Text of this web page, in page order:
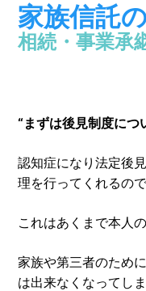
家族信託
相続・事業承
“まずは後見制度につ
認知症になり法定後
理を行ってくれるので
これはあくまで本人
家族や第三者のため
は出来なくなってしま